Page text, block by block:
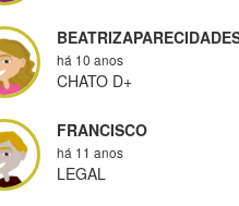
há 10 anos
CHATO D+
FRANCISCO
há 11 anos
LEGAL